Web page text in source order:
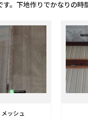
す。下地作りでかなりの時
メッシュ